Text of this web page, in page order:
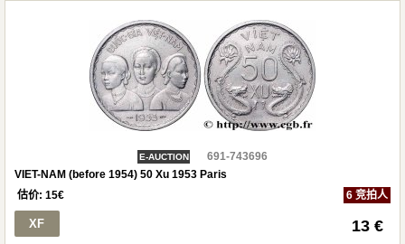
E-AUCTION
691-743696
VIET-NAM (before 1954) 50 Xu 1953 Paris
估价: 15€ 6 竞拍人
XF 13 €